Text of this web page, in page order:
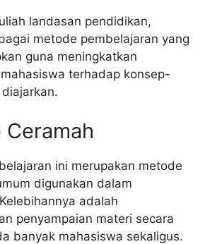
landasan pendidikan,
metode pembelajaran yang
guna meningkatkan
terhadap konsep-
ini merupakan metode
digunakan dalam
adalah
penyampaian materi secara
banyak mahasiswa sekaligus.